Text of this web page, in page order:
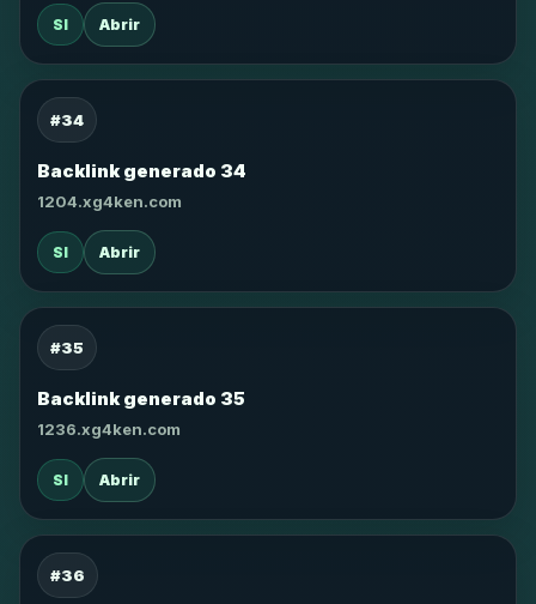
SI Abrir
#34
Backlink generado 34
1204.xg4ken.com
SI Abrir
#35
Backlink generado 35
1236.xg4ken.com
SI Abrir
#36